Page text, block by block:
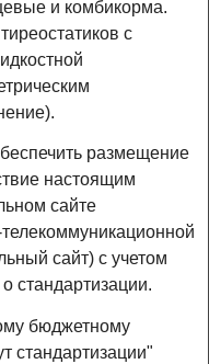
и комбикорма.
с
размещение
настоящим
сайте
сайт) с учетом
стандартизации.
бюджетному
стандартизации"